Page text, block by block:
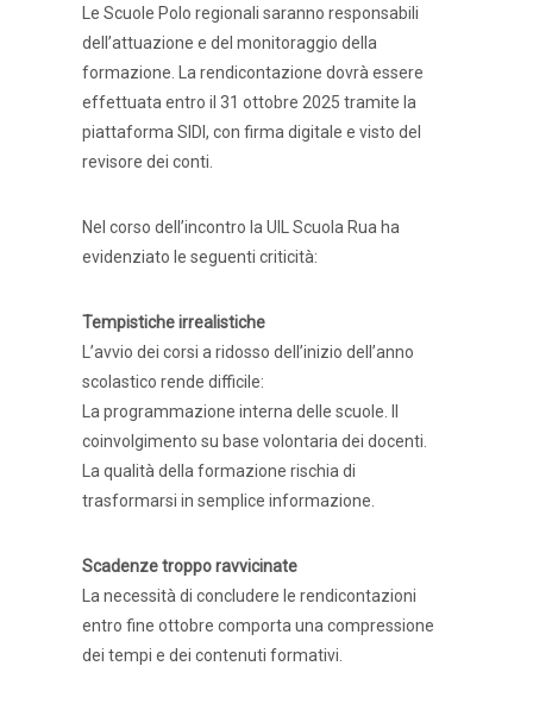
Le Scuole Polo regionali saranno responsabili
dell’attuazione e del monitoraggio della
formazione. La rendicontazione dovrà essere
effettuata entro il 31 ottobre 2025 tramite la
piattaforma SIDI, con firma digitale e visto del
revisore dei conti.
Nel corso dell’incontro la UIL Scuola Rua ha
evidenziato le seguenti criticità:
Tempistiche irrealistiche
L’avvio dei corsi a ridosso dell’inizio dell’anno
scolastico rende difficile:
La programmazione interna delle scuole. Il
coinvolgimento su base volontaria dei docenti.
La qualità della formazione rischia di
trasformarsi in semplice informazione.
Scadenze troppo ravvicinate
La necessità di concludere le rendicontazioni
entro fine ottobre comporta una compressione
dei tempi e dei contenuti formativi.